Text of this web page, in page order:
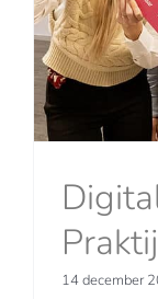
14 december